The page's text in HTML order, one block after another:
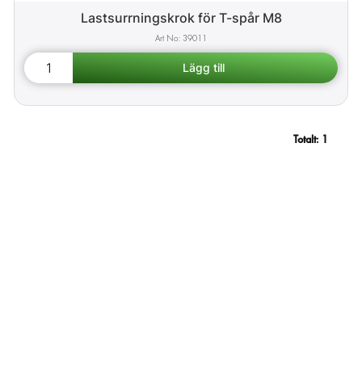
Lastsurrningskrok för T-spår M8
39011
Totalt: 1